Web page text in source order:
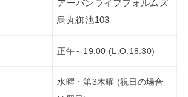
アーバンライフフォルムズ
烏丸御池103
正午～19:00 (L.O.18:30)
水曜・第3木曜 (祝日の場合